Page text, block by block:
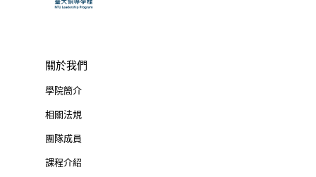
關於我們
學院簡介
相關法規
團隊成員
課程介紹